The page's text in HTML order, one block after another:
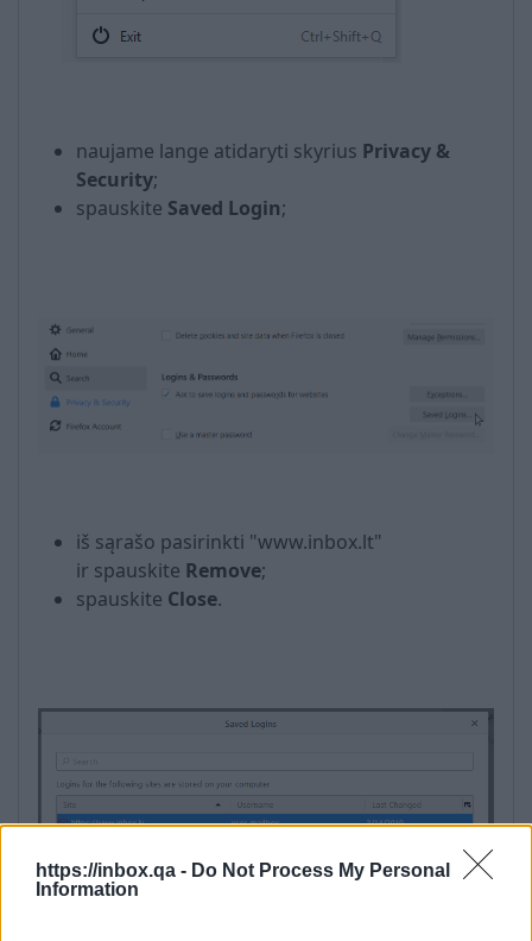
https://inbox.qa - Do Not Process My Personal
Information
naujame lange atidaryti skyrius Privacy &
Security;
spauskite Saved Login;
iš sąrašo pasirinkti "www.inbox.lt"
ir spauskite Remove;
spauskite Close.